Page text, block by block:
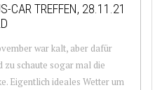
CAR TREFFEN, 28.11.21
war kalt, aber dafür
zu schaute sogar mal die
Eigentlich ideales Wetter um